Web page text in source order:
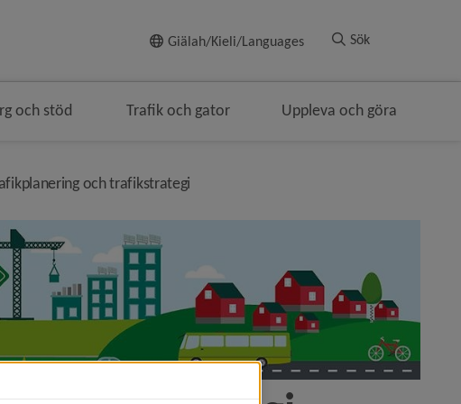
Giälah/Kieli/Languages Sök
och stöd Trafik och gator Uppleva och göra
i brödsmulenavigeringen
och trafikstrategi